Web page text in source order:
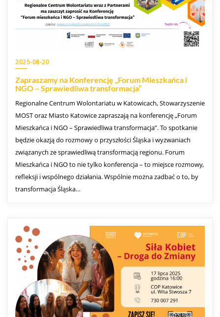
2025-08-20
Zapraszamy na Konferencję „Forum Mieszkańca i
NGO – Sprawiedliwa transformacja”
Regionalne Centrum Wolontariatu w Katowicach, Stowarzyszenie
MOST oraz Miasto Katowice zapraszają na konferencję „Forum
Mieszkańca i NGO – Sprawiedliwa transformacja”. To spotkanie
będzie okazją do rozmowy o przyszłości Śląska i wyzwaniach
związanych ze sprawiedliwą transformacją regionu. Forum
Mieszkańca i NGO to nie tylko konferencja – to miejsce rozmowy,
refleksji i wspólnego działania. Wspólnie można zadbać o to, by
transformacja Śląska…